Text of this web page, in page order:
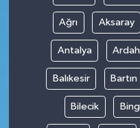
Ağrı Aksaray
Antalya
Balıkesir Bartın
Bilecik